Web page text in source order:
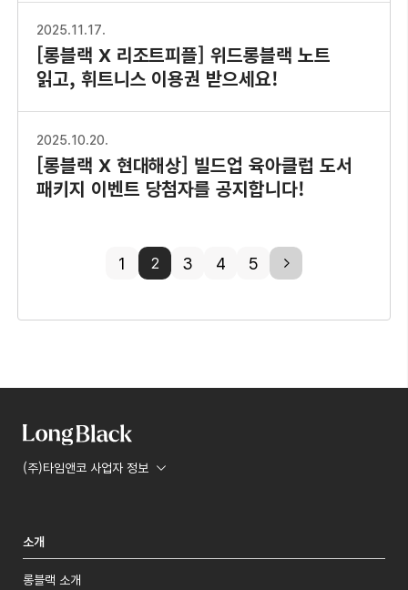
2025.11.17.
[롱블랙 X 리조트피플] 위드롱블랙 노트
읽고, 휘트니스 이용권 받으세요!
2025.10.20.
[롱블랙 X 현대해상] 빌드업 육아클럽 도서
패키지 이벤트 당첨자를 공지합니다!
1 2 3 4 5 next
(주)타임앤코 사업자 정보
소개
롱블랙 소개